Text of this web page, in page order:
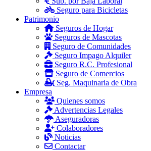
Seguro para Bicicletas
Patrimonio
Seguros de Hogar
Seguros de Mascotas
Seguro de Comunidades
Seguro Impago Alquiler
Seguro R.C. Profesional
Seguro de Comercios
Seg. Maquinaria de Obra
Empresa
Quienes somos
Advertencias Legales
Aseguradoras
Colaboradores
Noticias
Contactar